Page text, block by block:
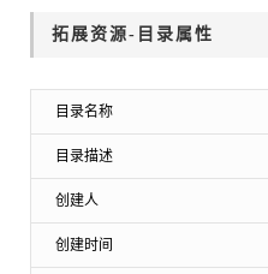
拓展资源-目录属性
目录名称
目录描述
创建人
创建时间